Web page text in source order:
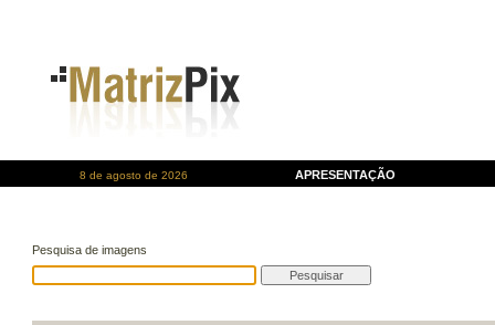
8 de agosto de 2026 APRESENTAÇÃO
Pesquisa de imagens